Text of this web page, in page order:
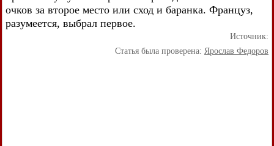
очков за второе место или сход и баранка. Француз,
разумеется, выбрал первое.
Источник:
Статья была проверена: Ярослав Федоров